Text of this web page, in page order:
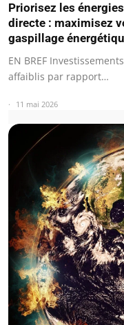
Priorisez les
directe : maximisez
gaspillage
EN BREF
affaiblis par rapport…
11 mai 2026